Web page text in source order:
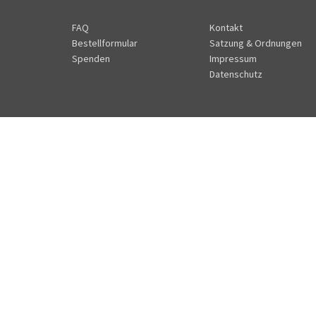
FAQ
Bestellformular
Spenden
Kontakt
Satzung & Ordnungen
Impressum
Datenschutz